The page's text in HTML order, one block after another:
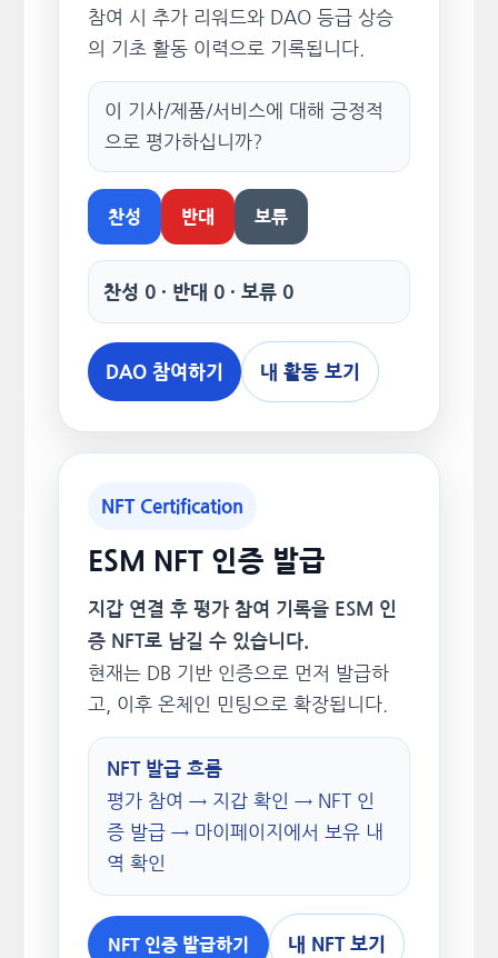
참여 시 추가 리워드와 DAO 등급 상승
의 기초 활동 이력으로 기록됩니다.
이 기사/제품/서비스에 대해 긍정적
으로 평가하십니까?
찬성 반대 보류
찬성 0 · 반대 0 · 보류 0
DAO 참여하기 내 활동 보기
NFT Certification
ESM NFT 인증 발급
지갑 연결 후 평가 참여 기록을 ESM 인
증 NFT로 남길 수 있습니다.
현재는 DB 기반 인증으로 먼저 발급하
고, 이후 온체인 민팅으로 확장됩니다.
NFT 발급 흐름
평가 참여 → 지갑 확인 → NFT 인
증 발급 → 마이페이지에서 보유 내
역 확인
NFT 인증 발급하기 내 NFT 보기